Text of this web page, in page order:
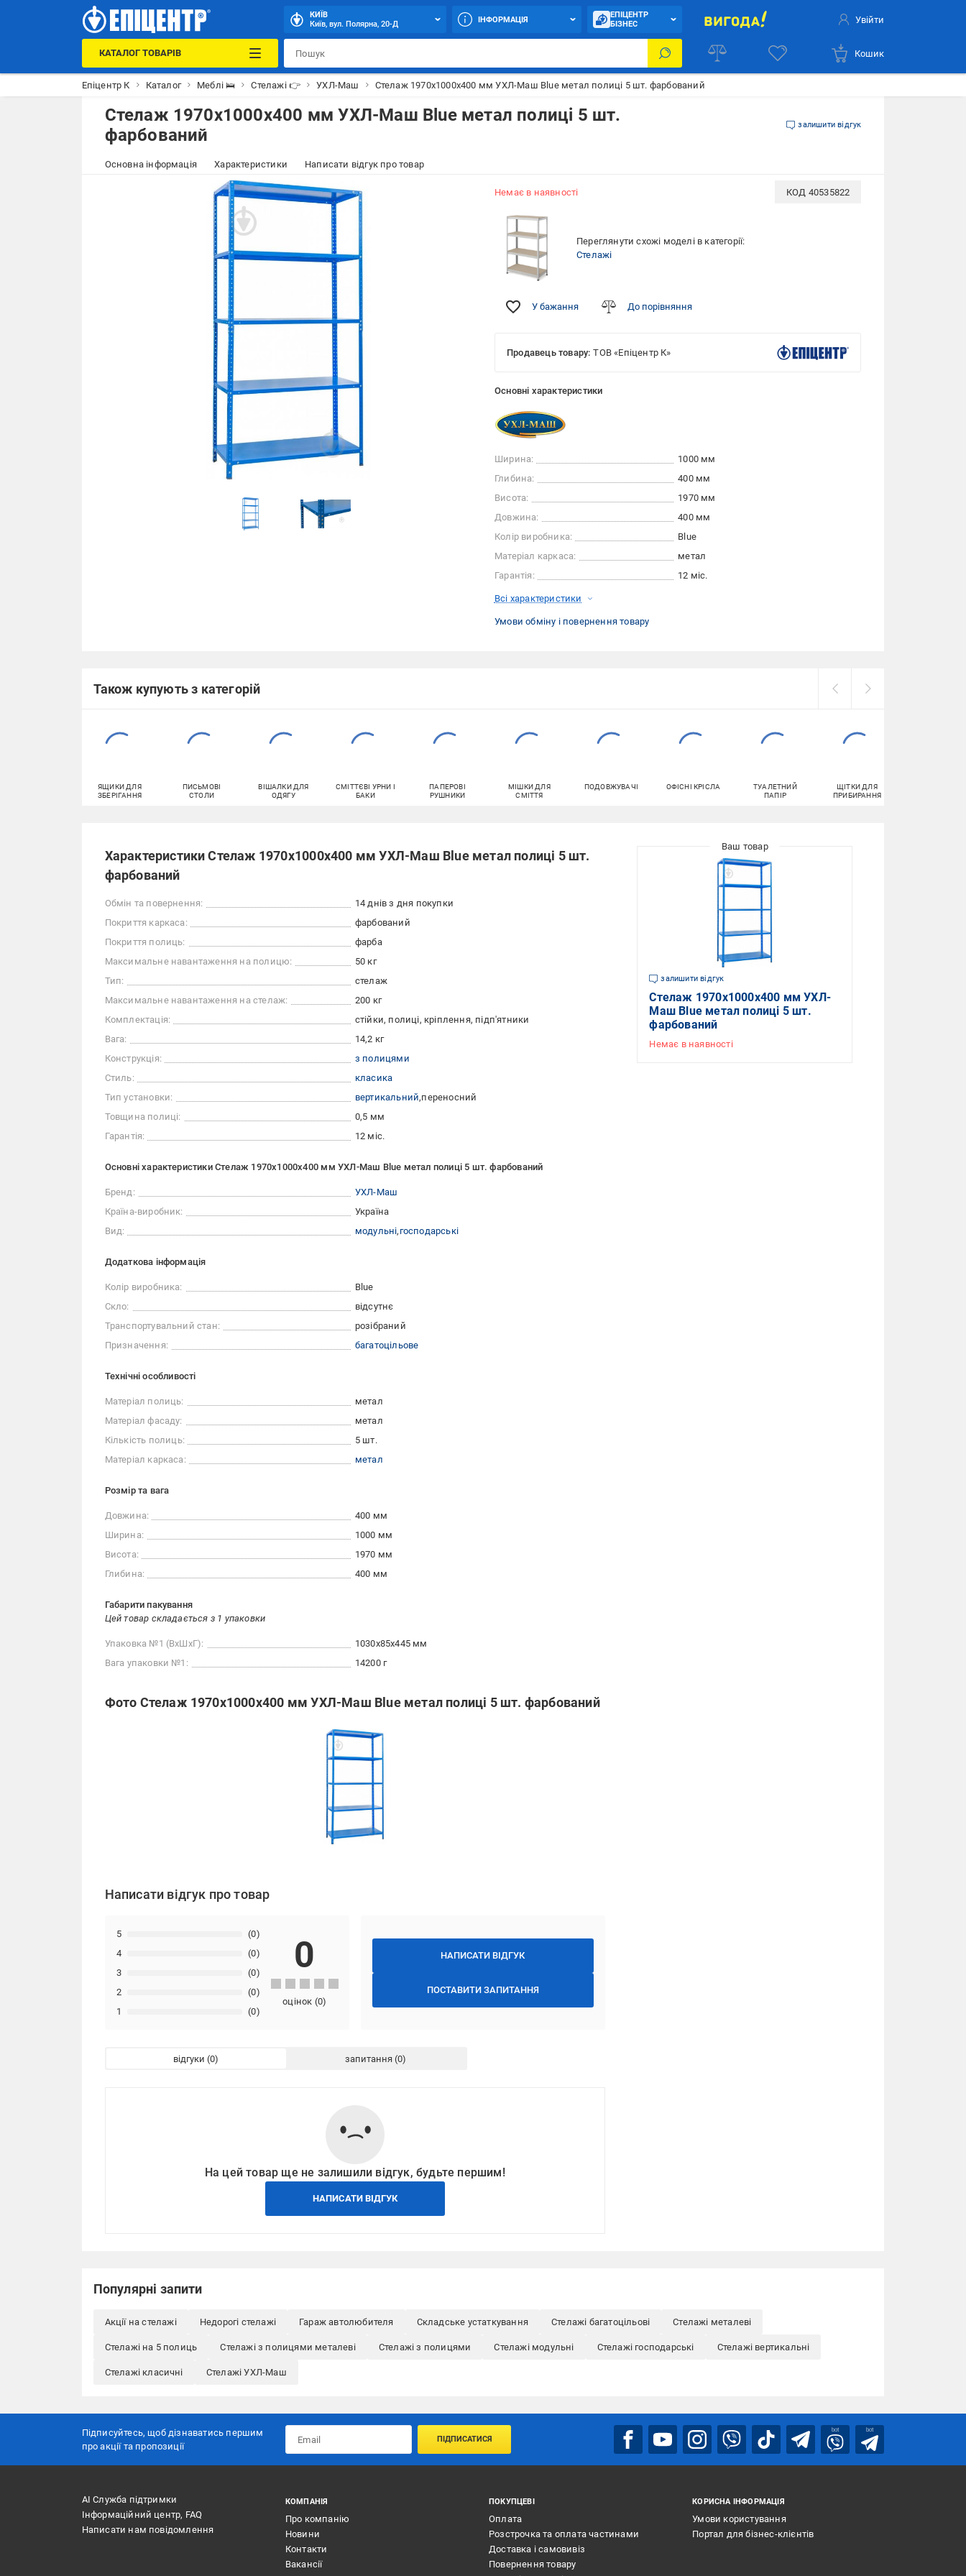
КИЇВ
Київ, вул. Полярна, 20-Д
ІНФОРМАЦІЯ
ЕПІЦЕНТР
БІЗНЕС
Увійти
КАТАЛОГ ТОВАРІВ Кошик
Епіцентр К Каталог Меблі 🛌 Стелажі 👉 УХЛ-Маш Стелаж 1970x1000x400 мм УХЛ-Маш Blue метал полиці 5 шт. фарбований
Стелаж 1970x1000x400 мм УХЛ-Маш Blue метал полиці 5 шт.
фарбований
залишити відгук
Основна інформація Характеристики Написати відгук про товар
Немає в наявності КОД 40535822
Переглянути схожі моделі в категорії:
Стелажі
У бажання До порівняння
Продавець товару: ТОВ «Епіцентр К»
Основні характеристики
Ширина:
1000 мм
Глибина:
400 мм
Висота:
1970 мм
Довжина:
400 мм
Колір виробника:
Blue
Матеріал каркаса:
метал
Гарантія:
12 міс.
Всі характеристики
Умови обміну і повернення товару
Також купують з категорій
ЯЩИКИ ДЛЯ
ЗБЕРІГАННЯ
ПИСЬМОВІ
СТОЛИ
ВІШАЛКИ ДЛЯ
ОДЯГУ
СМІТТЄВІ УРНИ І
БАКИ
ПАПЕРОВІ
РУШНИКИ
МІШКИ ДЛЯ
СМІТТЯ
ПОДОВЖУВАЧІ ОФІСНІ КРІСЛА
ТУАЛЕТНИЙ
ПАПІР
ЩІТКИ ДЛЯ
ПРИБИРАННЯ
Характеристики Стелаж 1970x1000x400 мм УХЛ-Маш Blue метал полиці 5 шт.
фарбований
Обмін та повернення:
14 днів з дня покупки
Покриття каркаса:
фарбований
Покриття полиць:
фарба
Максимальне навантаження на полицю:
50 кг
Тип:
стелаж
Максимальне навантаження на стелаж:
200 кг
Комплектація:
стійки, полиці, кріплення, підп'ятники
Вага:
14,2 кг
Конструкція:
з полицями
Стиль:
класика
Тип установки:
вертикальний переносний
Товщина полиці:
0,5 мм
Гарантія:
12 міс.
Основні характеристики Стелаж 1970x1000x400 мм УХЛ-Маш Blue метал полиці 5 шт. фарбований
Бренд:
УХЛ-Маш
Країна-виробник:
Україна
Вид:
модульні господарські
Додаткова інформація
Колір виробника:
Blue
Скло:
відсутнє
Транспортувальний стан:
розібраний
Призначення:
багатоцільове
Технічні особливості
Матеріал полиць:
метал
Матеріал фасаду:
метал
Кількість полиць:
5 шт.
Матеріал каркаса:
метал
Розмір та вага
Довжина:
400 мм
Ширина:
1000 мм
Висота:
1970 мм
Глибина:
400 мм
Габарити пакування
Цей товар складається з 1 упаковки
Упаковка №1 (ВхШхГ):
1030x85x445 мм
Вага упаковки №1:
14200 г
Фото Стелаж 1970x1000x400 мм УХЛ-Маш Blue метал полиці 5 шт. фарбований
Написати відгук про товар
НАПИСАТИ ВІДГУК
ПОСТАВИТИ ЗАПИТАННЯ
1 (0)
2 (0)
3 (0)
4 (0)
5 (0)
0
оцінок (0)
відгуки запитання
На цей товар ще не залишили відгук, будьте першим!
НАПИСАТИ ВІДГУК
залишити відгук
Стелаж 1970x1000x400 мм УХЛ-
Маш Blue метал полиці 5 шт.
фарбований
Немає в наявності
Популярні запити
Акції на стелажі Недорогі стелажі Гараж автолюбителя Складське устаткування Стелажі багатоцільові Стелажі металеві
Стелажі на 5 полиць Стелажі з полицями металеві Стелажі з полицями Стелажі модульні Стелажі господарські Стелажі вертикальні
Стелажі класичні Стелажі УХЛ-Маш
Підписуйтесь, щоб дізнаватись першим
про акції та пропозиції
ПІДПИСАТИСЯ
bot bot
АІ Служба підтримки
Інформаційний центр, FAQ
Написати нам повідомлення
КОМПАНІЯ
Про компанію
Новини
Контакти
Вакансії
ПОКУПЦЕВІ
Оплата
Розстрочка та оплата частинами
Доставка і самовивіз
Повернення товару
КОРИСНА ІНФОРМАЦІЯ
Умови користування
Портал для бізнес-клієнтів